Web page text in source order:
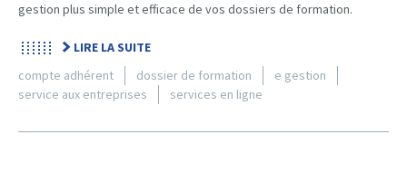
gestion plus simple et efficace de vos dossiers de formation.
LIRE LA SUITE
compte adhérent
dossier de formation
e gestion
service aux entreprises
services en ligne